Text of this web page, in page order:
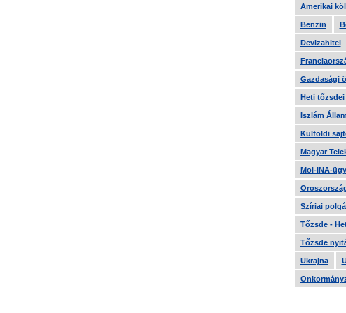
Amerikai
Benzin
Devizahitel
Gazdasági
Heti
Iszlám Állam
Külföldi
Magyar
Mol-INA-ügy
Szíriai
Tőzsde -
Tőzsde
Ukrajna